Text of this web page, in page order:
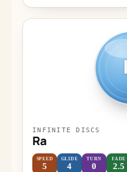
INFINITE DISCS
Ra
SPEED
5
GLIDE
4
TURN
0
FADE
2.5